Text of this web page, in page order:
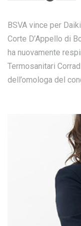
BSVA vince per
Corte D’Appello di
ha nuovamente
Termosanitari
dell’omologa del